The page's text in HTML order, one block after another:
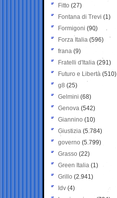
Fitto (27)
Fontana di Trevi (1)
Formigoni (90)
Forza Italia (596)
frana (9)
Fratelli d'Italia (291)
Futuro e Libertà (510)
g8 (25)
Gelmini (68)
Genova (542)
Giannino (10)
Giustizia (5.784)
governo (5.799)
Grasso (22)
Green Italia (1)
Grillo (2.941)
Idv (4)